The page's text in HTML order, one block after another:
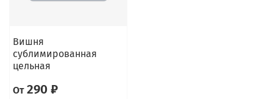
Вишня
сублимированная
цельная
От290 ₽